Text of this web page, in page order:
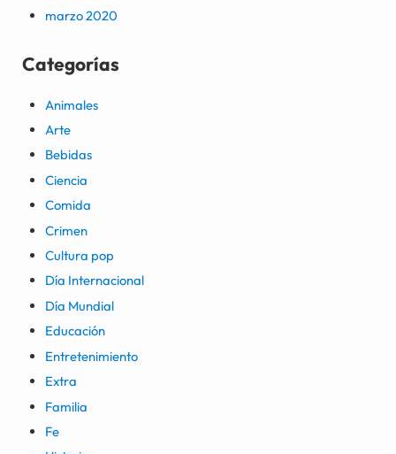
marzo 2020
Categorías
Animales
Arte
Bebidas
Ciencia
Comida
Crimen
Cultura pop
Día Internacional
Día Mundial
Educación
Entretenimiento
Extra
Familia
Fe